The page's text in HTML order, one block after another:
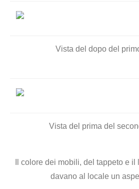
Vista del dopo del
Vista del prima del
Il colore dei mobili, del tappeto e
davano al locale un